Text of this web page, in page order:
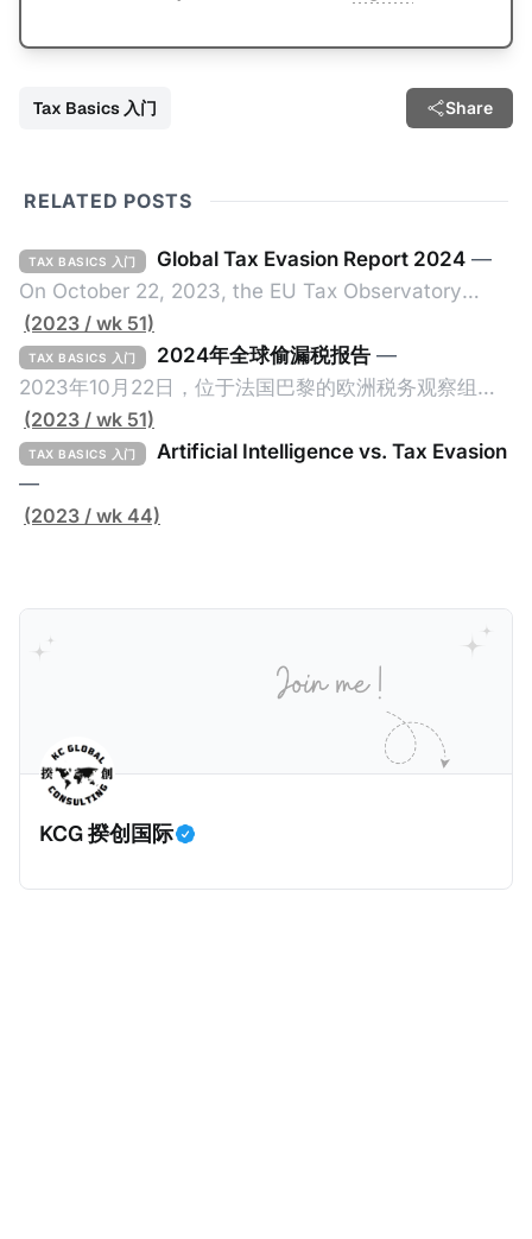
Tax Basics 入门 Share
RELATED POSTS
TAX BASICS 入门 Global Tax Evasion Report 2024 —
On October 22, 2023, the EU Tax Observatory
(referred to as the "Observatory" in this article),
headquartered in Paris, France, released its 91-
page Global Tax Evasion Report 2024 (referred to
as the "Report" in this article). This comprehensive
report, crafted by over 100 researchers, provides
(2023 / wk 51)
TAX BASICS 入门 2024年全球偷漏税报告 —
2023年10月22日，位于法国巴黎的欧洲税务观察组织
（EU Tax Observatory，本文简称组织）发布了一共
91页的《Global Tax Evasion Report 2024》（2024
年全球偷漏税报告，本文简称报告）。这份报告由超过
100位研究人员精心打造，含金量高，对过去10年来全
果提出未来的全球反避税方案。我们在这个系列文章中
将为大家解读这一份报告，有兴趣阅读原文的粉丝们请
点击上述链接以下载报告原文。 请注意，这份报告提到
的偷漏税是从税务的公平性角度来看偷漏税：富人大企
业应该承担较大的税费。换言之，即便富人大企业所在
的避税行为是合法的，在这份报告也会视为偷漏税。 这
一份报告主要分为七个部分，包括： * 内容摘要总结了
六项全球偷漏税及国际税务竞争的新发现，以及提出防
(2023 / wk 51)
TAX BASICS 入门
Artificial Intelligence vs. Tax Evasion
—
(2023 / wk 44)
KCG 揆创国际